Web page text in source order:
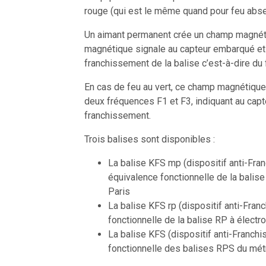
rouge (qui est le même quand pour feu
Un aimant permanent crée un champ
magnétique signale au capteur embarqué
franchissement de la balise c’est-à-dire
En cas de feu au vert, ce champ
deux fréquences F1 et F3, indiquant au
franchissement.
Trois balises sont disponibles :
La balise KFS mp (dispositif anti-
équivalence fonctionnelle de la
Paris
La balise KFS rp (dispositif anti-
fonctionnelle de la balise RP à
La balise KFS (dispositif anti-
fonctionnelle des balises RPS du